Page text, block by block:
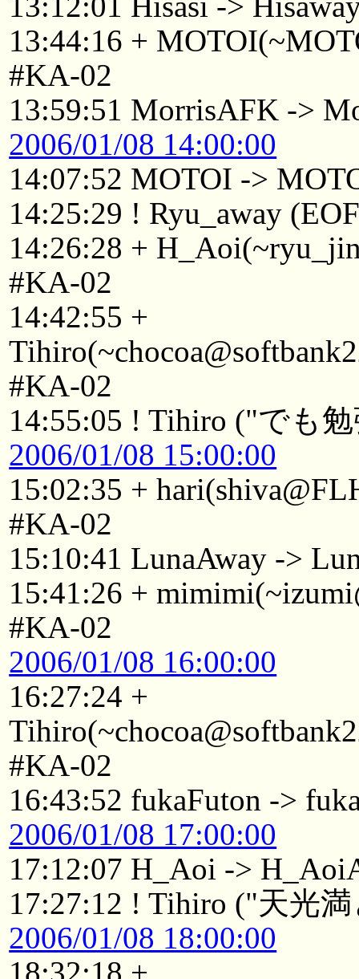
13:44:16 +
#KA-02
13:59:51 MorrisAFK ->
2006/01/08 14:00:00
14:07:52 MOTOI ->
14:25:29 ! Ryu_away
14:26:28 +
#KA-02
14:42:55 +
#KA-02
14:55:05 ! Tihiro ("でも
2006/01/08 15:00:00
15:02:35 +
#KA-02
15:10:41 LunaAway ->
15:41:26 +
#KA-02
2006/01/08 16:00:00
16:27:24 +
#KA-02
16:43:52 fukaFuton ->
2006/01/08 17:00:00
17:12:07 H_Aoi ->
17:27:12 ! Tihiro ("天光
2006/01/08 18:00:00
18:32:18 +